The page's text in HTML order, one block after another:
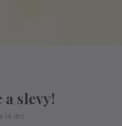
slevy!
14 dní.